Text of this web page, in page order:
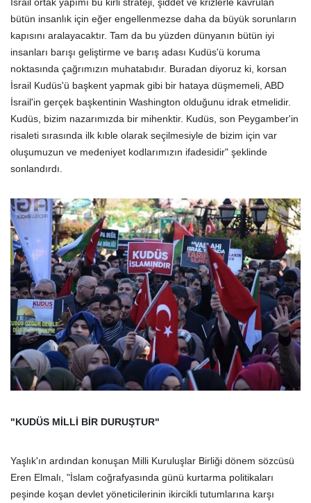
bütün insanlık için eğer engellenmezse daha da büyük sorunların
kapısını aralayacaktır. Tam da bu yüzden dünyanın bütün iyi
insanları barışı geliştirme ve barış adası Kudüs'ü koruma
noktasında çağrımızın muhatabıdır. Buradan diyoruz ki, korsan
İsrail Kudüs'ü başkent yapmak gibi bir hataya düşmemeli, ABD
İsrail'in gerçek başkentinin Washington olduğunu idrak etmelidir.
Kudüs, bizim nazarımızda bir mihenktir. Kudüs, son Peygamber'in
risaleti sırasında ilk kıble olarak seçilmesiyle de bizim için var
oluşumuzun ve medeniyet kodlarımızın ifadesidir" şeklinde
sonlandırdı.
"KUDÜS MİLLİ BİR DURUŞTUR"
Yaşlık'ın ardından konuşan Milli Kuruluşlar Birliği dönem sözcüsü
Eren Elmalı, "İslam coğrafyasında günü kurtarma politikaları
peşinde koşan devlet yöneticilerinin ikircikli tutumlarına karşı